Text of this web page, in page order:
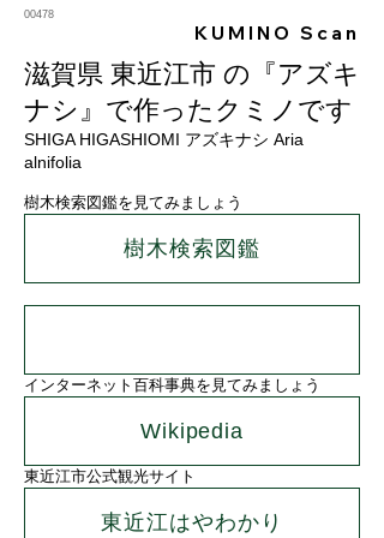
00478
KUMINO Scan
滋賀県 東近江市 の『アズキ
ナシ』で作ったクミノです
SHIGA HIGASHIOMI アズキナシ Aria
alnifolia
樹木検索図鑑を見てみましょう
樹木検索図鑑
インターネット百科事典を見てみましょう
Wikipedia
東近江市公式観光サイト
東近江はやわかり